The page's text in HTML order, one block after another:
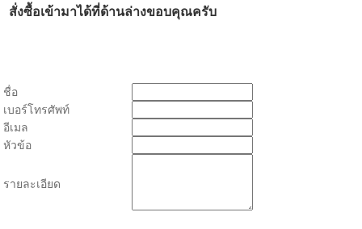
สั่งซื้อเข้ามาได้ที่ด้านล่างขอบคุณครับ
ชื่อ
เบอร์โทรศัพท์
อีเมล
หัวข้อ
รายละเอียด